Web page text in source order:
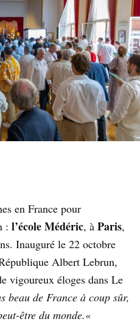
en France pour
: l’école Médéric, à Paris,
Inauguré le 22 octobre
Albert Lebrun,
vigoureux éloges dans Le
beau de France à coup sûr,
être du monde.«